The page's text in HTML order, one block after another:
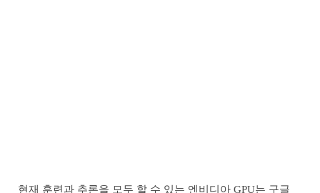
현재 훈련과 추론을 모두 할 수 있는 엔비디아 GPU는 구글